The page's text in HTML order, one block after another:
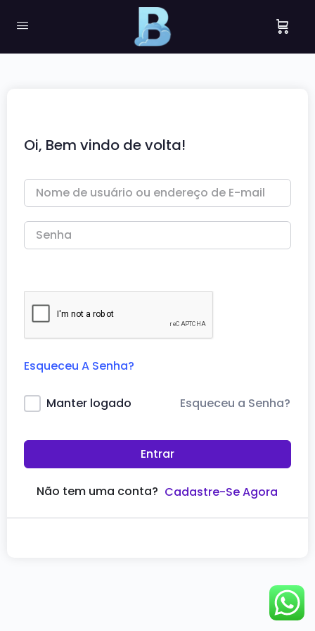
Oi, Bem vindo de volta!
Esqueceu A Senha?
Manter logado Esqueceu a Senha?
Entrar
Não tem uma conta? Cadastre-Se Agora